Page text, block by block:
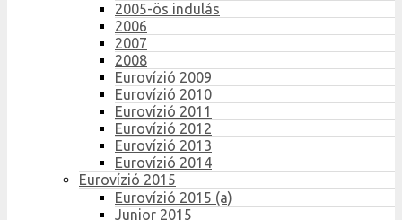
2005-ös indulás
2006
2007
2008
Eurovízió 2009
Eurovízió 2010
Eurovízió 2011
Eurovízió 2012
Eurovízió 2013
Eurovízió 2014
Eurovízió 2015
Eurovízió 2015 (a)
Junior 2015